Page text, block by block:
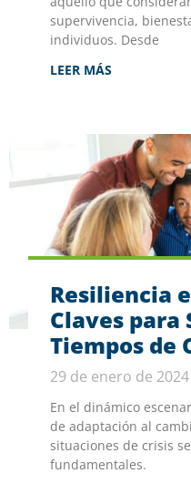
supervivencia,
individuos. Desde
LEER MÁS
Resiliencia
Claves para
Tiempos de
29 de enero de 2024
En el dinámico
de adaptación al
situaciones de crisis
fundamentales.